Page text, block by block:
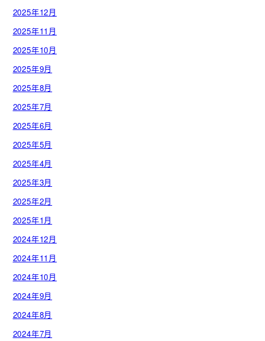
2025年12月
2025年11月
2025年10月
2025年9月
2025年8月
2025年7月
2025年6月
2025年5月
2025年4月
2025年3月
2025年2月
2025年1月
2024年12月
2024年11月
2024年10月
2024年9月
2024年8月
2024年7月